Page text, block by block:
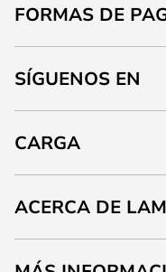
FORMAS DE
SÍGUENOS EN
CARGA
ACERCA DE